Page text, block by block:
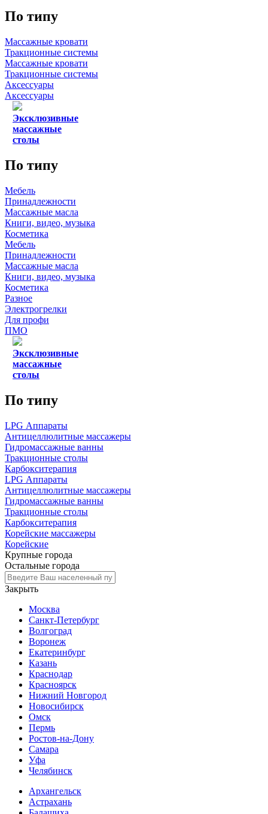
По типу
Массажные кровати
Тракционные системы
Массажные кровати
Тракционные системы
Аксессуары
Аксессуары
Эксклюзивные
массажные
столы
По типу
Мебель
Принадлежности
Массажные масла
Книги, видео, музыка
Косметика
Мебель
Принадлежности
Массажные масла
Книги, видео, музыка
Косметика
Разное
Электрогрелки
Для профи
ПМО
Эксклюзивные
массажные
столы
По типу
LPG Аппараты
Антицеллюлитные массажеры
Гидромассажные ванны
Тракционные столы
Карбокситерапия
LPG Аппараты
Антицеллюлитные массажеры
Гидромассажные ванны
Тракционные столы
Карбокситерапия
Корейские массажеры
Корейские
Крупные города
Остальные города
Закрыть
Москва
Санкт-Петербург
Волгоград
Воронеж
Екатеринбург
Казань
Краснодар
Красноярск
Нижний Новгород
Новосибирск
Омск
Пермь
Ростов-на-Дону
Самара
Уфа
Челябинск
Архангельск
Астрахань